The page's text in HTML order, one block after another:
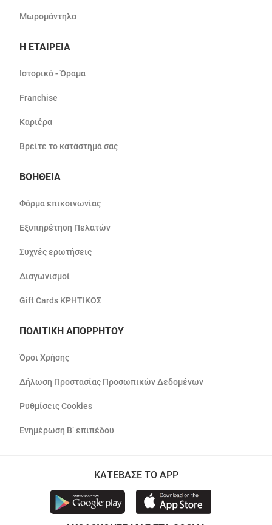
Μωρομάντηλα
Η ΕΤΑΙΡΕΙΑ
Ιστορικό - Όραμα
Franchise
Καριέρα
Βρείτε το κατάστημά σας
ΒΟΗΘΕΙΑ
Φόρμα επικοινωνίας
Εξυπηρέτηση Πελατών
Συχνές ερωτήσεις
Διαγωνισμοί
Gift Cards ΚΡΗΤΙΚΟΣ
ΠΟΛΙΤΙΚΗ ΑΠΟΡΡΗΤΟΥ
Όροι Χρήσης
Δήλωση Προστασίας Προσωπικών Δεδομένων
Ρυθμίσεις Cookies
Ενημέρωση Β’ επιπέδου
ΚΑΤΕΒΑΣΕ ΤΟ APP